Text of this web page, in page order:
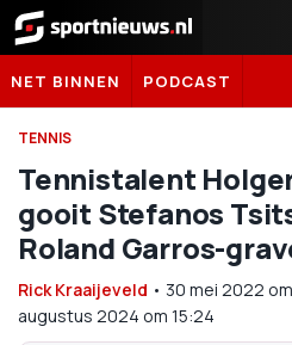
Sportnieuws.nl
NET BINNEN PODCAST
TENNIS
Tennistalent
gooit Stefanos
Roland Garros-
Rick Kraaijeveld • 30 mei 2022 om
augustus 2024 om 15:24